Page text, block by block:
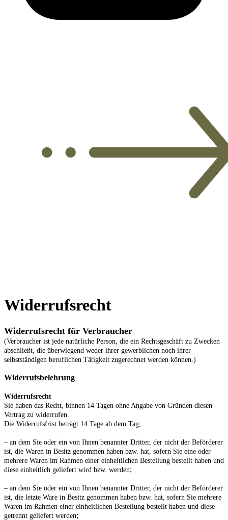
Widerrufsrecht
Widerrufsrecht für Verbraucher
(Verbraucher ist jede natürliche Person, die ein Rechtsgeschäft zu Zwecken
abschließt, die überwiegend weder ihrer gewerblichen noch ihrer
selbstständigen beruflichen Tätigkeit zugerechnet werden können.)
Widerrufsbelehrung
Widerrufsrecht
Sie haben das Recht, binnen 14 Tagen ohne Angabe von Gründen diesen
Vertrag zu widerrufen.
Die Widerrufsfrist beträgt 14 Tage ab dem Tag,
– an dem Sie oder ein von Ihnen benannter Dritter, der nicht der Beförderer
ist, die Waren in Besitz genommen haben bzw. hat, sofern Sie eine oder
mehrere Waren im Rahmen einer einheitlichen Bestellung bestellt haben und
diese einheitlich geliefert wird bzw. werden;
– an dem Sie oder ein von Ihnen benannter Dritter, der nicht der Beförderer
ist, die letzte Ware in Besitz genommen haben bzw. hat, sofern Sie mehrere
Waren im Rahmen einer einheitlichen Bestellung bestellt haben und diese
getrennt geliefert werden;